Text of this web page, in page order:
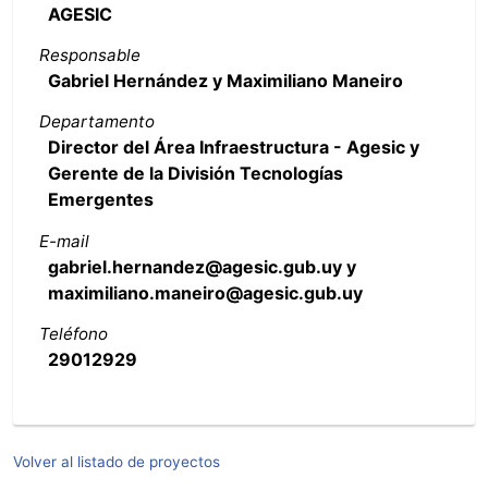
AGESIC
Responsable
Gabriel Hernández y Maximiliano Maneiro
Departamento
Director del Área Infraestructura - Agesic y
Gerente de la División Tecnologías
Emergentes
E-mail
gabriel.hernandez@agesic.gub.uy y
maximiliano.maneiro@agesic.gub.uy
Teléfono
29012929
Volver al listado de proyectos